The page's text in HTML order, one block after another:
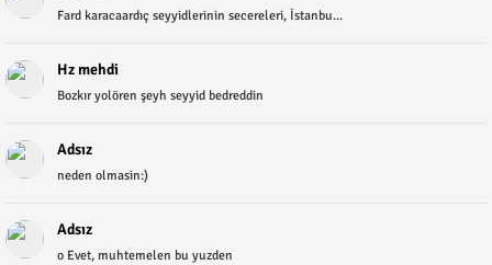
Fard karacaardıç seyyidlerinin secereleri, İstanbu...
Hz mehdi
Bozkır yolören şeyh seyyid bedreddin
Adsız
neden olmasin:)
Adsız
o Evet, muhtemelen bu yuzden